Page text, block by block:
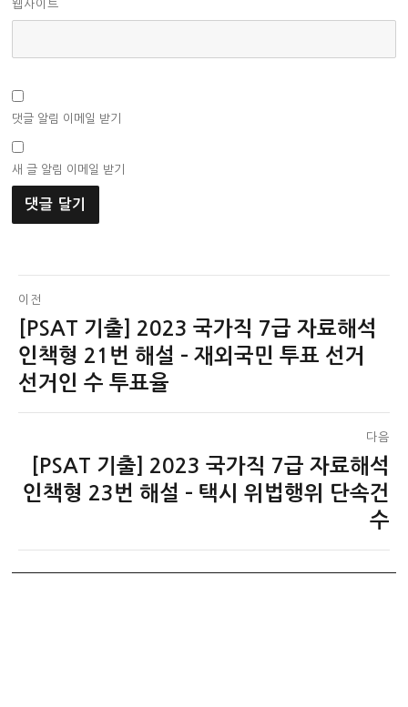
웹사이트
댓글 알림 이메일 받기
새 글 알림 이메일 받기
글
탐
색
이전
이
전
글:
[PSAT 기출] 2023 국가직 7급 자료해석
인책형 21번 해설 – 재외국민 투표 선거
선거인 수 투표율
다음
음
[PSAT 기출] 2023 국가직 7급 자료해석
인책형 23번 해설 – 택시 위법행위 단속건
수